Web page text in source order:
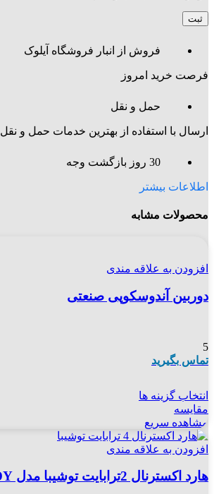
فروش از انبار فروشگاه آیلوک
فرصت خرید امروز
حمل و نقل
ارسال با استفاده از بهترین خدمات حمل و نقل
30 روز بازگشت وجه
اطلاعات بیشتر
محصولات مشابه
افزودن به علاقه مندی
دوربین آندوسکوپی صنعتی
5
تماس بگیرید
انتخاب گزینه ها
مقایسه
مشاهده سریع
افزودن به علاقه مندی
هارد اکسترنال 2ترابایت توشیبا مدل CANVIO READY